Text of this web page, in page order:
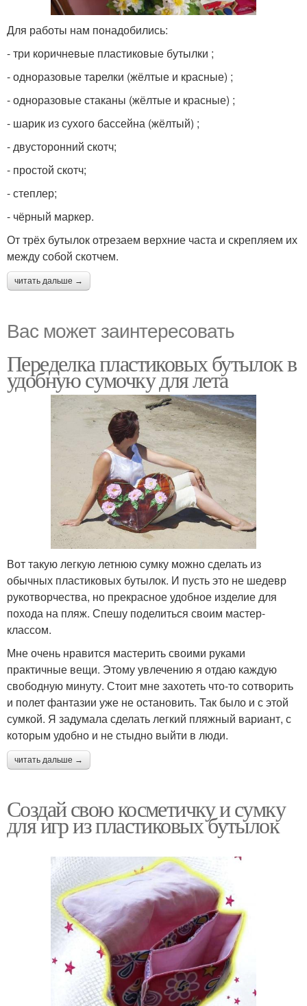
Для работы нам понадобились:
- три коричневые пластиковые бутылки ;
- одноразовые тарелки (жёлтые и красные) ;
- одноразовые стаканы (жёлтые и красные) ;
- шарик из сухого бассейна (жёлтый) ;
- двусторонний скотч;
- простой скотч;
- степлер;
- чёрный маркер.
От трёх бутылок отрезаем верхние часта и скрепляем их
между собой скотчем.
читать дальше →
Вас может заинтересовать
Переделка пластиковых бутылок в
удобную сумочку для лета
Вот такую легкую летнюю сумку можно сделать из
обычных пластиковых бутылок. И пусть это не шедевр
рукотворчества, но прекрасное удобное изделие для
похода на пляж. Спешу поделиться своим мастер-
классом.
Мне очень нравится мастерить своими руками
практичные вещи. Этому увлечению я отдаю каждую
свободную минуту. Стоит мне захотеть что-то сотворить
и полет фантазии уже не остановить. Так было и с этой
сумкой. Я задумала сделать легкий пляжный вариант, с
которым удобно и не стыдно выйти в люди.
читать дальше →
Создай свою косметичку и сумку
для игр из пластиковых бутылок